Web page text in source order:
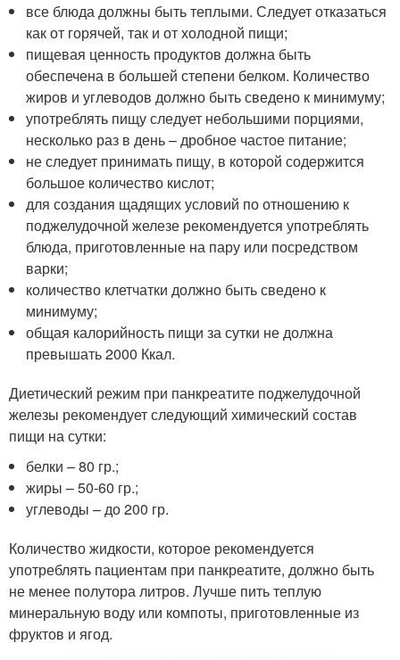
все блюда должны быть теплыми. Следует отказаться
как от горячей, так и от холодной пищи;
пищевая ценность продуктов должна быть
обеспечена в большей степени белком. Количество
жиров и углеводов должно быть сведено к минимуму;
употреблять пищу следует небольшими порциями,
несколько раз в день – дробное частое питание;
не следует принимать пищу, в которой содержится
большое количество кислот;
для создания щадящих условий по отношению к
поджелудочной железе рекомендуется употреблять
блюда, приготовленные на пару или посредством
варки;
количество клетчатки должно быть сведено к
минимуму;
общая калорийность пищи за сутки не должна
превышать 2000 Ккал.
Диетический режим при панкреатите поджелудочной
железы рекомендует следующий химический состав
пищи на сутки:
белки – 80 гр.;
жиры – 50-60 гр.;
углеводы – до 200 гр.
Количество жидкости, которое рекомендуется
употреблять пациентам при панкреатите, должно быть
не менее полутора литров. Лучше пить теплую
минеральную воду или компоты, приготовленные из
фруктов и ягод.